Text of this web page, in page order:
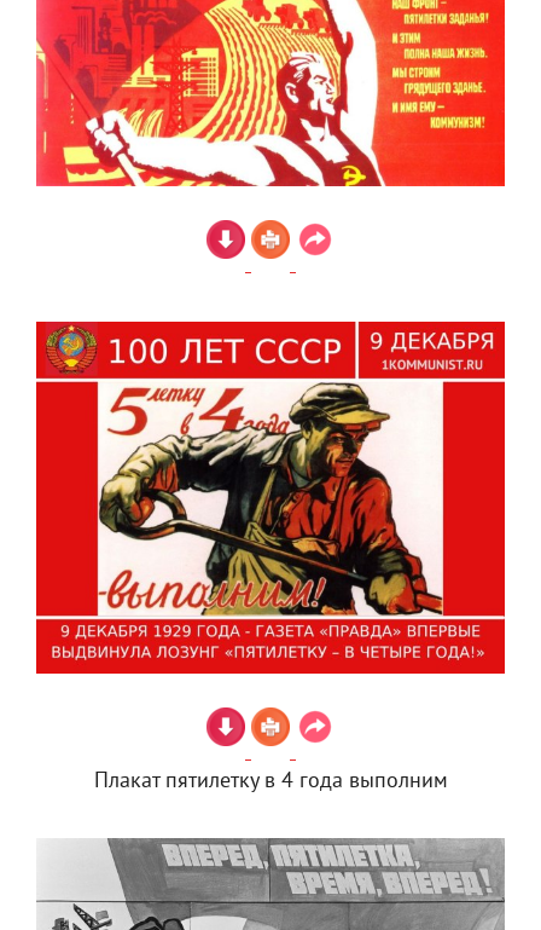
Плакат пятилетку в 4 года выполним